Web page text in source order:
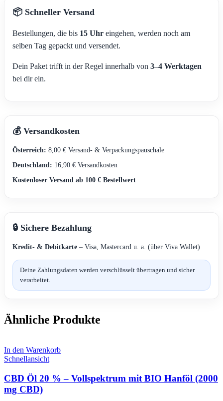
📦 Schneller Versand
Bestellungen, die bis 15 Uhr eingehen, werden noch am
selben Tag gepackt und versendet.
Dein Paket trifft in der Regel innerhalb von 3–4 Werktagen
bei dir ein.
💰 Versandkosten
Österreich: 8,00 € Versand- & Verpackungspauschale
Deutschland: 16,90 € Versandkosten
Kostenloser Versand ab 100 € Bestellwert
🔒 Sichere Bezahlung
Kredit- & Debitkarte – Visa, Mastercard u. a. (über Viva Wallet)
Deine Zahlungsdaten werden verschlüsselt übertragen und sicher
verarbeitet.
Ähnliche Produkte
In den Warenkorb
Schnellansicht
CBD Öl 20 % – Vollspektrum mit BIO Hanföl (2000
mg CBD)